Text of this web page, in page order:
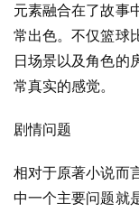
元素融合在了故事
常出色。不仅篮球
日场景以及角色的
常真实的感觉。
剧情问题
相对于原著小说而
中一个主要问题就